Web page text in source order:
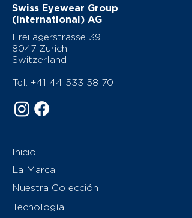
Swiss Eyewear Group
(International) AG
Freilagerstrasse 39
8047 Zürich
Switzerland
Tel: +41 44 533 58 70
Inicio
La Marca
Nuestra Colección
Tecnología